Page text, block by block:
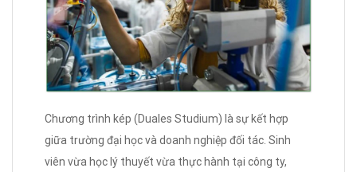
Chương trình kép (Duales Studium) là sự kết hợp
giữa trường đại học và doanh nghiệp đối tác. Sinh
viên vừa học lý thuyết vừa thực hành tại công ty,